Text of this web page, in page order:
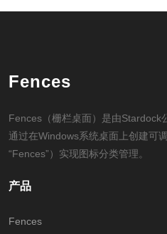
Fences
Fences（栅栏桌面）是由Stardock
通过在Windows系统桌面上创建可
“Fences”）实现图标分类管理。
产品
Fences